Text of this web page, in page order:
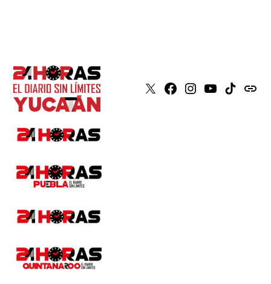
X Faceboook
Instagram
YoutubeTiktokissuu